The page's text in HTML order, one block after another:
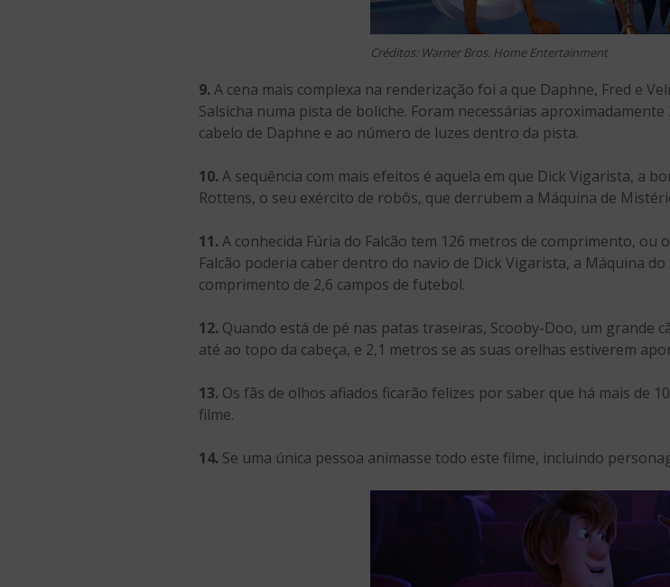
Créditos: Warner Bros. Home Entertainment
9. A cena mais complexa na renderização foi a que Daphne, Fred e
Salsicha numa pista de boliche. Foram necessárias
cabelo de Daphne e ao número de luzes dentro da pista.
10. A sequência com mais efeitos é aquela em que Dick Vigarista, a
Rottens, o seu exército de robôs, que derrubem a Máquina de
11. A conhecida Fúria do Falcão tem 126 metros de comprimento, ou
Falcão poderia caber dentro do navio de Dick Vigarista, a Máquina
comprimento de 2,6 campos de futebol.
12. Quando está de pé nas patas traseiras, Scooby-Doo, um grande
até ao topo da cabeça, e 2,1 metros se as suas orelhas estiverem
13. Os fãs de olhos afiados ficarão felizes por saber que há mais de
filme.
14. Se uma única pessoa animasse todo este filme, incluindo